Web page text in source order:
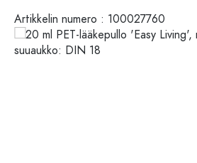
Artikkelin numero : 100027760